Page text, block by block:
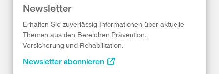
Newsletter
Erhalten Sie zuverlässig Informationen über aktuelle
Themen aus den Bereichen Prävention,
Versicherung und Rehabilitation.
Newsletter abonnieren